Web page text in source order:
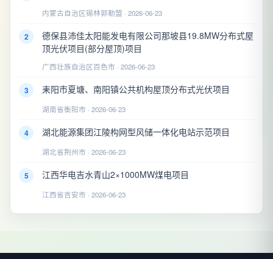
内蒙古自治区锡林郭勒盟 · 2026-06-23
2
德保县沛佳太阳能发电有限公司那坡县19.8MW分布式屋
顶光伏项目(部分屋顶)项目
广西壮族自治区百色市 · 2026-06-23
3 耒阳市夏塘、南阳镇公共机构屋顶分布式光伏项目
湖南省衡阳市 · 2026-06-23
4 湖北能源集团江陵构网型风储一体化电站示范项目
湖北省荆州市 · 2026-06-23
5 江西华电吉水青山2×1000MW煤电项目
江西省吉安市 · 2026-06-23